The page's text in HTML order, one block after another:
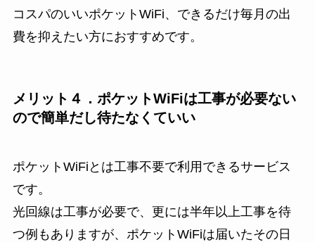
コスパのいいポケットWiFi、できるだけ毎月の出
費を抑えたい方におすすめです。
メリット４．ポケットWiFiは工事が必要ない
ので簡単だし待たなくていい
ポケットWiFiとは工事不要で利用できるサービス
です。
光回線は工事が必要で、更には半年以上工事を待
つ例もありますが、ポケットWiFiは届いたその日